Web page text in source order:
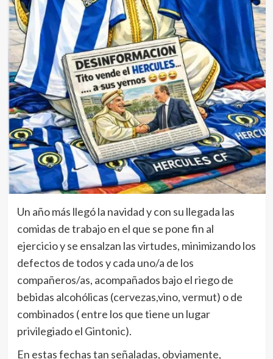
Un año más llegó la navidad y con su llegada las
comidas de trabajo en el que se pone fin al
ejercicio y se ensalzan las virtudes, minimizando los
defectos de todos y cada uno/a de los
compañeros/as, acompañados bajo el riego de
bebidas alcohólicas (cervezas,vino, vermut) o de
combinados ( entre los que tiene un lugar
privilegiado el Gintonic).
En estas fechas tan señaladas, obviamente,